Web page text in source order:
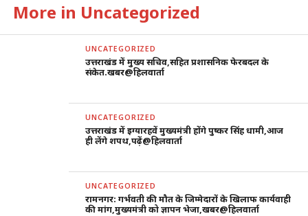
More in Uncategorized
UNCATEGORIZED
उत्तराखंड में मुख्य सचिव,सहित प्रशासनिक फेरबदल के
संकेत.खबर@हिलवार्ता
UNCATEGORIZED
उत्तराखंड में इग्यारहवें मुख्यमंत्री होंगे पुष्कर सिंह धामी,आज
ही लेंगे शपथ,पढ़ें@हिलवार्ता
UNCATEGORIZED
रामनगर: गर्भवती की मौत के जिम्मेदारों के खिलाफ कार्यवाही
की मांग,मुख्यमंत्री को ज्ञापन भेजा,खबर@हिलवार्ता